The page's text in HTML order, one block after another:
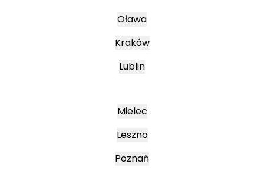
Oława
Kraków
Lublin
Mielec
Leszno
Poznań